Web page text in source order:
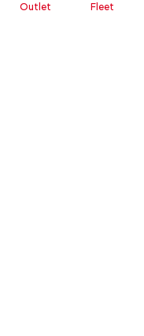
Outlet Fleet